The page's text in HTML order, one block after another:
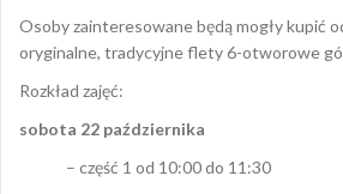
Osoby zainteresowane będą mogły kupić
oryginalne, tradycyjne flety 6-otworowe
Rozkład zajęć:
sobota 22 października
– część 1 od 10:00 do 11:30